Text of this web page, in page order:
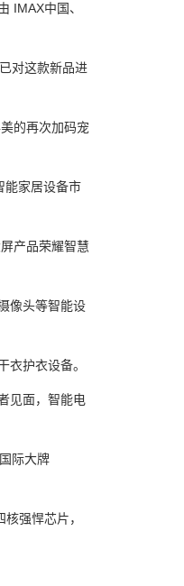
IMAX中国、
对这款新品进
的再次加码宠
家居设备市
产品荣耀智慧
像头等智能设
护衣设备。
见面，智能电
际大牌
强悍芯片，